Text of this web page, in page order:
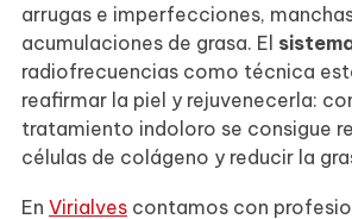
arrugas e imperfecciones,
acumulaciones de grasa. El
radiofrecuencias como técnica
reafirmar la piel y rejuvenecerla:
tratamiento indoloro se consigue
células de colágeno y reducir la
En Virialves contamos con